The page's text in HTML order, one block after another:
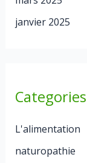
janvier 2025
Categories
L'alimentation
naturopathie